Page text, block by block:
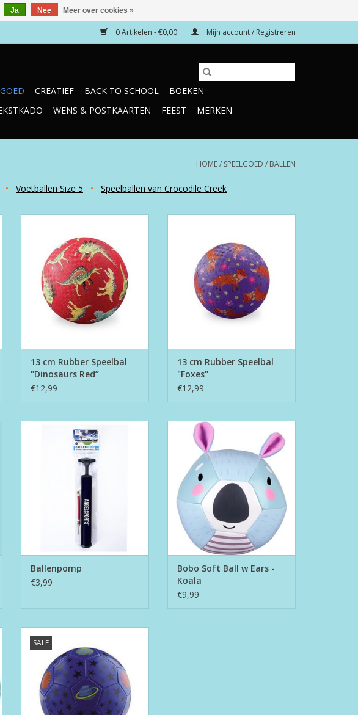
0 Artikelen - €0,00 Mijn account / Registreren
CREATIEF BACK TO SCHOOL
BOEKEN
WENS & POSTKAARTEN FEEST MERKEN
HOME/ SPEELGOED / BALLEN
• Voetballen Size 5 • Speelballen van Crocodile Creek
TOEVOEGEN AAN WINKELWAGEN
13 cm Rubber Speelbal
"Dinosaurs Red”
€12,99
13 cm Rubber Speelbal
"Foxes"
€12,99
Ballenpomp
Ballenpomp
€3,99
Bobo Soft Ball w Ears - Koala
TOEVOEGEN AAN WINKELWAGEN
Bobo Soft Ball w Ears -
Koala
€9,99
SALE
TOEVOEGEN AAN WINKELWAGEN
Ja Nee Meer over cookies »